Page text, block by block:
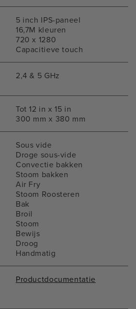
5 inch IPS-paneel
16,7M kleuren
720 x 1280
Capacitieve touch
2,4 & 5 GHz
Tot 12 in x 15 in
300 mm x 380 mm
Sous vide
Droge sous-vide
Convectie bakken
Stoom bakken
Air Fry
Stoom Roosteren
Bak
Broil
Stoom
Bewijs
Droog
Handmatig
Productdocumentatie